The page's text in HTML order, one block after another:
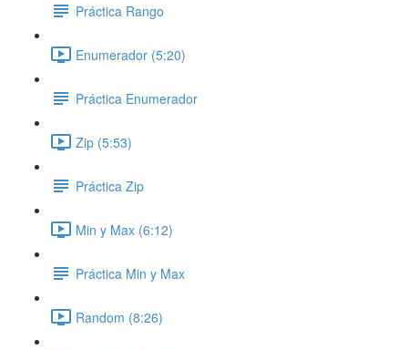
Práctica Rango
Enumerador (5:20)
Práctica Enumerador
Zip (5:53)
Práctica Zip
Min y Max (6:12)
Práctica Min y Max
Random (8:26)